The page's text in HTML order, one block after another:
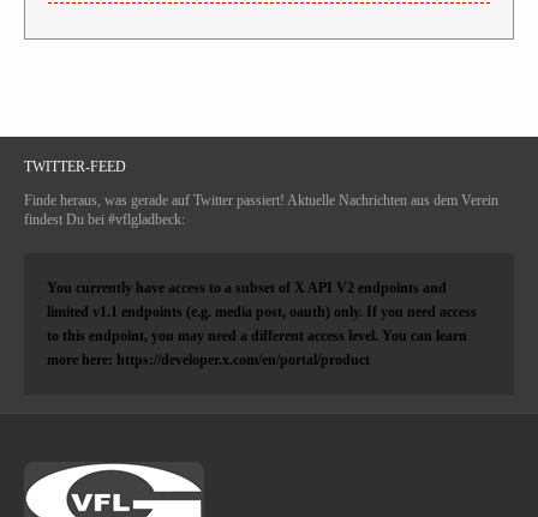
TWITTER-FEED
Finde heraus, was gerade auf Twitter passiert! Aktuelle Nachrichten aus dem Verein
findest Du bei #vflgladbeck:
You currently have access to a subset of X API V2 endpoints and
limited v1.1 endpoints (e.g. media post, oauth) only. If you need access
to this endpoint, you may need a different access level. You can learn
more here: https://developer.x.com/en/portal/product